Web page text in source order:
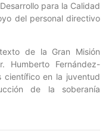
para la Calidad
del personal directivo
de la Gran Misión
Humberto Fernández-
científico en la juventud
de la soberanía